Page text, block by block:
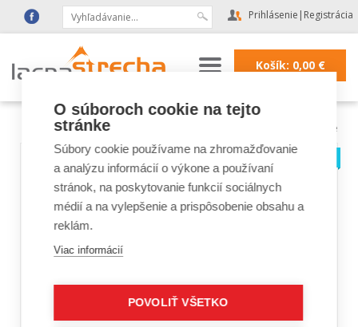
Prihlásenie | Registrácia
Košík: 0,00€
Strešné doplnky a fólie
O súboroch cookie na tejto
stránke
Súbory cookie používame na zhromažďovanie
a analýzu informácií o výkone a používaní
stránok, na poskytovanie funkcií sociálnych
médií a na vylepšenie a prispôsobenie obsahu a
reklám.
Viac informácií
POVOLIŤ VŠETKO